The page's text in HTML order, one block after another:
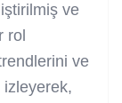
ve
rol
ve